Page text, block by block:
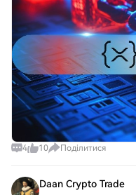
4 10 Поділитися
Daan Crypto Trade